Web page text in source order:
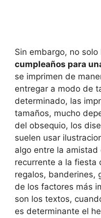
Sin embargo, no solo
cumpleaños para
se imprimen de
entregar a modo de
determinado, las
tamaños, mucho
del obsequio, los
suelen usar
algo entre la amistad
recurrente a la fiesta
regalos, banderines,
de los factores más
son los textos,
es determinante el